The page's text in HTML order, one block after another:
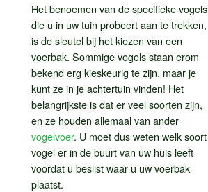
Het benoemen van de specifieke vogels
die u in uw tuin probeert aan te trekken,
is de sleutel bij het kiezen van een
voerbak. Sommige vogels staan erom
bekend erg kieskeurig te zijn, maar je
kunt ze in je achtertuin vinden! Het
belangrijkste is dat er veel soorten zijn,
en ze houden allemaal van ander
vogelvoer. U moet dus weten welk soort
vogel er in de buurt van uw huis leeft
voordat u beslist waar u uw voerbak
plaatst.